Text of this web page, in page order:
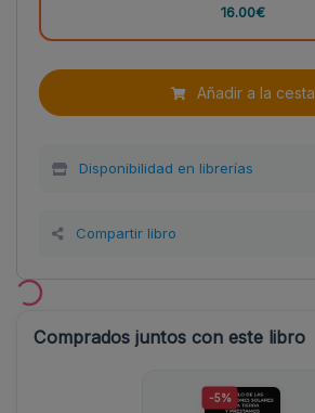
16.00€
Añadir a la cesta
Disponibilidad en librerías
Compartir libro
Comprados juntos con este libro
-5%